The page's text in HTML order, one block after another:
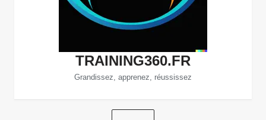
TRAINING360.FR
Grandissez, apprenez, réussissez